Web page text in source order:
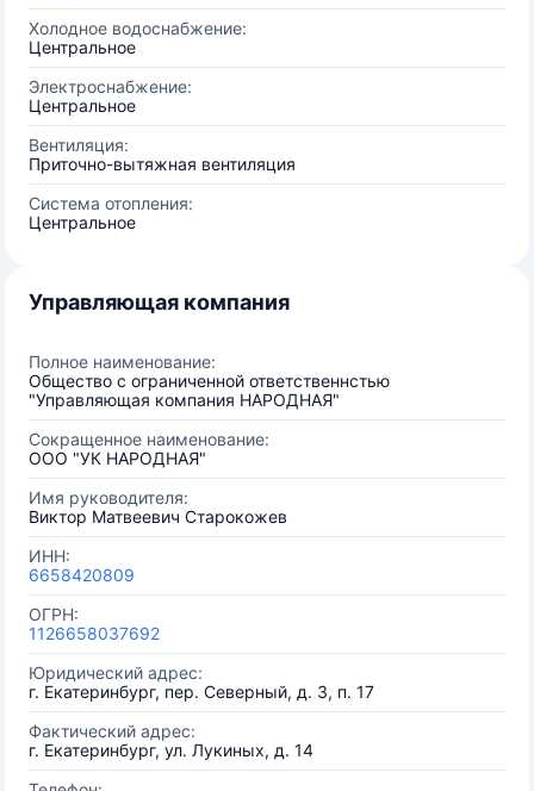
Холодное водоснабжение:
Центральное
Электроснабжение:
Центральное
Вентиляция:
Приточно-вытяжная вентиляция
Система отопления:
Центральное
Управляющая компания
Полное наименование:
Общество с ограниченной ответственнстью
"Управляющая компания НАРОДНАЯ"
Сокращенное наименование:
ООО "УК НАРОДНАЯ"
Имя руководителя:
Виктор Матвеевич Старокожев
ИНН:
6658420809
ОГРН:
1126658037692
Юридический адрес:
г. Екатеринбург, пер. Северный, д. 3, п. 17
Фактический адрес:
г. Екатеринбург, ул. Лукиных, д. 14